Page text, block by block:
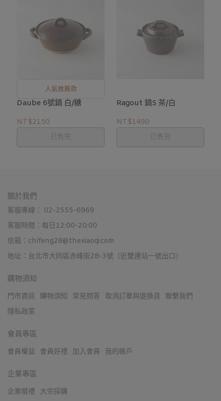
人氣推薦款
Daube 6號鍋 白/糖
NT$2150
已售完
Ragout 鍋S 茶/白
NT$1490
已售完
關於我們
客服專線： 02-2555-6969
客服時間：每日12:00-20:00
信箱：chifeng28@thexiaoqi.com
地址：台北市大同區赤峰街28-3號（近雙連站一號出口）
購物須知
門市資訊 購物須知 常見問答 取消訂單與退換貨
聯繫我們
隱私政策
會員專區
會員權益 會員好禮 加入會員 我的帳戶
企業專區
企業贈禮 大宗採購